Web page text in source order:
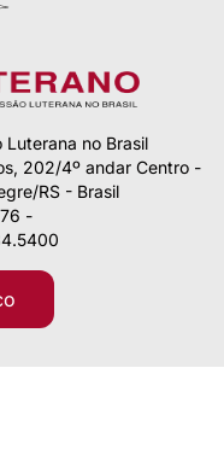
Luterana no Brasil
202/4º andar Centro -
RS - Brasil
-